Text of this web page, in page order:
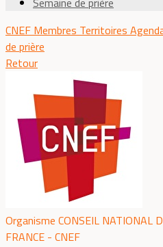
CNEF Membres Territoires
de prière
Retour
Organisme CONSEIL NATIONAL
FRANCE - CNEF